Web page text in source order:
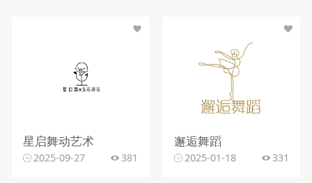
星启舞动艺术
2025-09-27 381
邂逅舞蹈
2025-01-18 331